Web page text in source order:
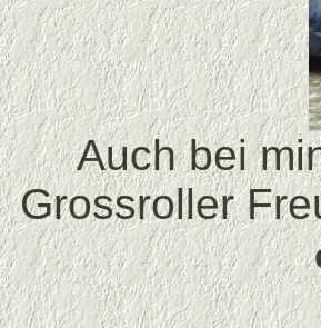
Auch bei
Grossroller